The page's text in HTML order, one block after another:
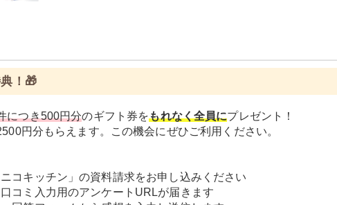
！🎁
につき500円分のギフト券をもれなく全員にプレゼント！
円分もらえます。この機会にぜひご利用ください。
コキッチン」の資料請求をお申し込みください
コミ入力用のアンケートURLが届きます